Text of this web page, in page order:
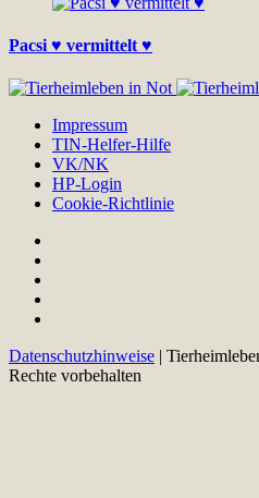
Pacsi ♥ vermittelt ♥
Impressum
TIN-Helfer-Hilfe
VK/NK
HP-Login
Cookie-Richtlinie
Datenschutzhinweise |
Rechte vorbehalten